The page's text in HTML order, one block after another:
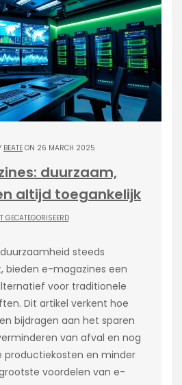
BEATE ON 26 MARCH 2025
duurzaam,
altijd toegankelijk
GECATEGORISEERD
steeds
bieden e-magazines een
voor traditionele
Dit artikel verkent hoe
bijdragen aan het sparen
van afval en nog
productiekosten en minder
voordelen van e-